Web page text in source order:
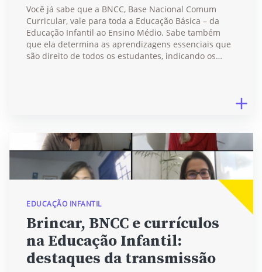
Você já sabe que a BNCC, Base Nacional Comum
Curricular, vale para toda a Educação Básica – da
Educação Infantil ao Ensino Médio. Sabe também
que ela determina as aprendizagens essenciais que
são direito de todos os estudantes, indicando os…
EDUCAÇÃO INFANTIL
Brincar, BNCC e currículos
na Educação Infantil:
destaques da transmissão